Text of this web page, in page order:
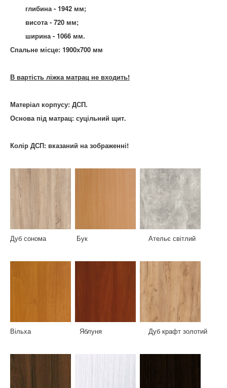
глибина - 1942 мм;
висота - 720 мм;
ширина - 1066 мм.
Спальне місце: 1900х700 мм
В вартість ліжка матрац не входить!
Матеріал корпусу: ДСП.
Основа під матрац: суцільний щит.
Колір ДСП: вказаний на зображенні!
Дуб сонома Бук Ательє світлий
Вільха Яблуня Дуб крафт золотий